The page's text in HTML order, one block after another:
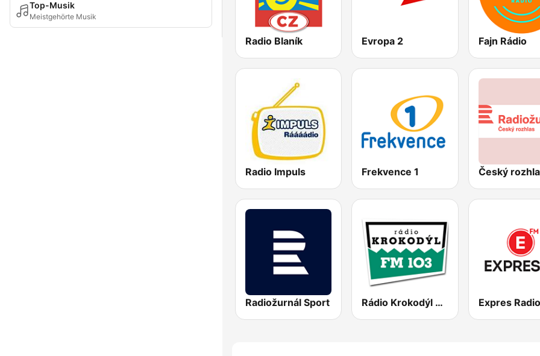
Top-Musik
Meistgehörte Musik
Radio Blaník Evropa 2 Fajn Rádio
Radio Impuls Frekvence 1
Radiožurnál Sport Rádio Krokodýl FM Expres Radio